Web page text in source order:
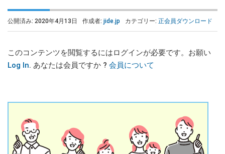
公開済み: 2020年4月13日 作成者: jide.jp カテゴリー: 正会員ダウンロード
このコンテンツを閲覧するにはログインが必要です。お願い
Log In. あなたは会員ですか ? 会員について